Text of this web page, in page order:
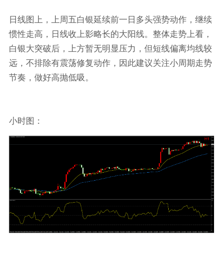
日线图上，上周五白银延续前一日多头强势动作，继续
惯性走高，日线收上影略长的大阳线。整体走势上看，
白银大突破后，上方暂无明显压力，但短线偏离均线较
远，不排除有震荡修复动作，因此建议关注小周期走势
节奏，做好高抛低吸。
小时图：